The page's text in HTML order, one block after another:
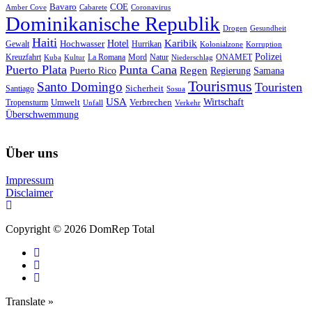
Amber Cove Bavaro Cabarete COE Coronavirus
Dominikanische Republik Drogen Gesundheit
Gewalt Haiti Hochwasser Hotel Hurrikan Karibik Kolonialzone Korruption
Kreuzfahrt Kuba Kultur La Romana Mord Natur Niederschlag ONAMET Polizei
Puerto Plata Puerto Rico Punta Cana Regen Regierung Samana
Santiago Santo Domingo Sicherheit Sosua Tourismus Touristen
Tropensturm Umwelt Unfall USA Verbrechen Verkehr Wirtschaft
Überschwemmung
Über uns
Impressum
Disclaimer
Copyright © 2026 DomRep Total
Translate »